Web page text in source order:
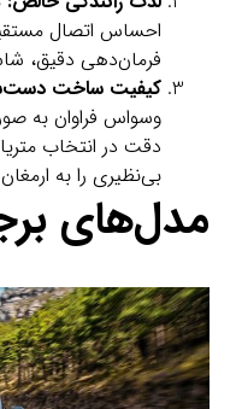
احساس اتصال
فرمان‌دهی دقیق،
کیفیت ساخت
وسواس فراوان به
دقت در انتخاب
بی‌نظیری را به
مدل‌های